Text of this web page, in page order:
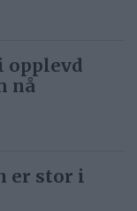
opplevd
nå
er stor i